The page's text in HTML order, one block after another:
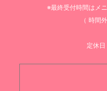
※最終受付時間はメ
（ 時間
定休